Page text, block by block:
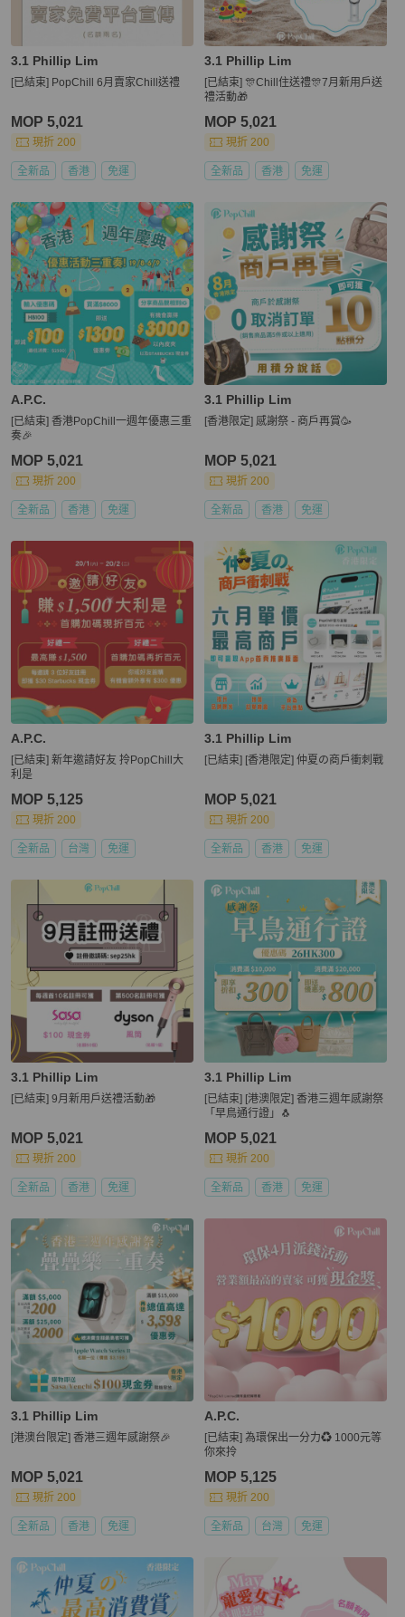
3.1 Phillip Lim
[已結束] PopChill 6月賣家Chill送禮
MOP 5,021
現折 200
全新品 香港 免運
3.1 Phillip Lim
[已結束] 🎊Chill住送禮🎊7月新用戶送
禮活動🎁
MOP 5,021
現折 200
全新品 香港 免運
A.P.C.
[已結束] 香港PopChill一週年優惠三重
奏🎉
MOP 5,021
現折 200
全新品 香港 免運
3.1 Phillip Lim
[香港限定] 感謝祭 - 商戶再賞🥳
MOP 5,021
現折 200
全新品 香港 免運
A.P.C.
[已結束] 新年邀請好友 拎PopChill大
利是
MOP 5,125
現折 200
全新品 台灣 免運
3.1 Phillip Lim
[已結束] [香港限定] 仲夏の商戶衝刺戰
MOP 5,021
現折 200
全新品 香港 免運
3.1 Phillip Lim
[已結束] 9月新用戶送禮活動🎁
MOP 5,021
現折 200
全新品 香港 免運
3.1 Phillip Lim
[已結束] [港澳限定] 香港三週年感謝祭
「早鳥通行證」🐧
MOP 5,021
現折 200
全新品 香港 免運
3.1 Phillip Lim
[港澳台限定] 香港三週年感謝祭🎉
MOP 5,021
現折 200
全新品 香港 免運
A.P.C.
[已結束] 為環保出一分力♻️ 1000元等
你來拎
MOP 5,125
現折 200
全新品 台灣 免運